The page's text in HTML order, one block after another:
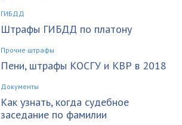
ГИБДД
Штрафы ГИБДД по платону
Прочие штрафы
Пени, штрафы КОСГУ и КВР в 2018
Документы
Как узнать, когда судебное
заседание по фамилии